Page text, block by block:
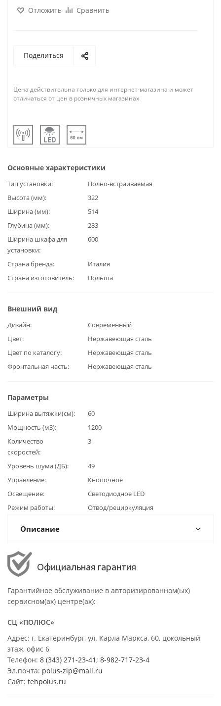
Отложить Сравнить
Поделиться
Цена действительна только для интернет-магазина и может
отличаться от цен в розничных магазинах
Основные характеристики
Тип установки
Полно-встраиваемая
Высота (мм)
322
Ширина (мм)
514
Глубина (мм)
283
Ширина шкафа для
установки
600
Страна бренда
Италия
Страна изготовитель
Польша
Внешний вид
Дизайн
Современный
Цвет
Нержавеющая сталь
Цвет по каталогу
Нержавеющая сталь
Фронтальная часть
Нержавеющая сталь
Параметры
Ширина вытяжки(см)
60
Мощность (м3)
1200
Количество
скоростей
3
Уровень шума (ДБ)
49
Управление
Кнопочное
Освещение
Светодиодное LED
Режим работы
Отвод/рециркуляция
Описание
Официальная гарантия
Гарантийное обслуживание в авторизированном(ых)
сервисном(ах) центре(ах):
СЦ «ПОЛЮС»
Адрес: г. Екатеринбург, ул. Карла Маркса, 60, цокольный
этаж, офис 6
Телефон: 8 (343) 271-23-41; 8-982-717-23-4
Эл.почта: polus-zip@mail.ru
Сайт: tehpolus.ru